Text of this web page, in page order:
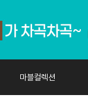
마블컬렉션